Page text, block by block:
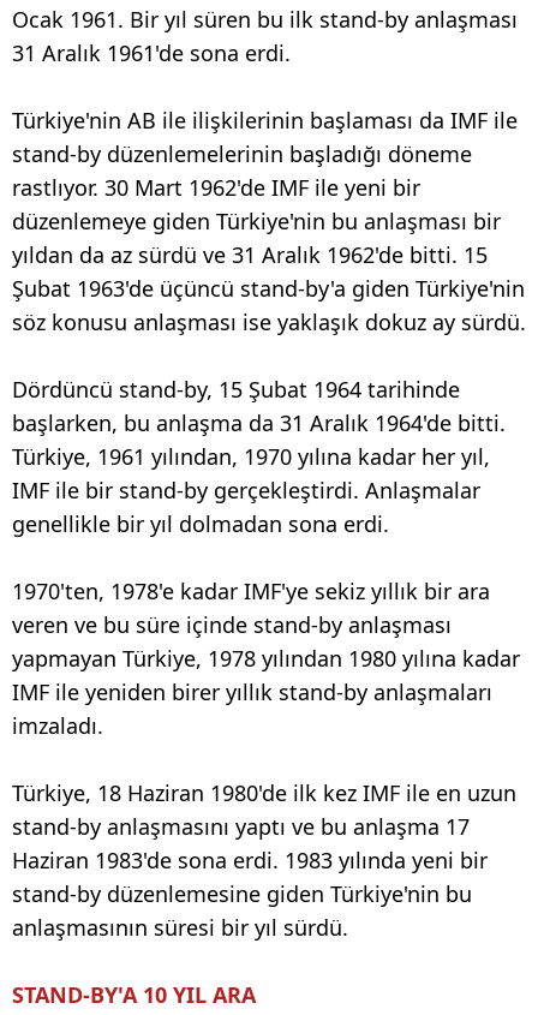
Ocak 1961. Bir yıl süren bu ilk stand-by anlaşması
31 Aralık 1961'de sona erdi.
Türkiye'nin AB ile ilişkilerinin başlaması da IMF ile
stand-by düzenlemelerinin başladığı döneme
rastlıyor. 30 Mart 1962'de IMF ile yeni bir
düzenlemeye giden Türkiye'nin bu anlaşması bir
yıldan da az sürdü ve 31 Aralık 1962'de bitti. 15
Şubat 1963'de üçüncü stand-by'a giden Türkiye'nin
söz konusu anlaşması ise yaklaşık dokuz ay sürdü.
Dördüncü stand-by, 15 Şubat 1964 tarihinde
başlarken, bu anlaşma da 31 Aralık 1964'de bitti.
Türkiye, 1961 yılından, 1970 yılına kadar her yıl,
IMF ile bir stand-by gerçekleştirdi. Anlaşmalar
genellikle bir yıl dolmadan sona erdi.
1970'ten, 1978'e kadar IMF'ye sekiz yıllık bir ara
veren ve bu süre içinde stand-by anlaşması
yapmayan Türkiye, 1978 yılından 1980 yılına kadar
IMF ile yeniden birer yıllık stand-by anlaşmaları
imzaladı.
Türkiye, 18 Haziran 1980'de ilk kez IMF ile en uzun
stand-by anlaşmasını yaptı ve bu anlaşma 17
Haziran 1983'de sona erdi. 1983 yılında yeni bir
stand-by düzenlemesine giden Türkiye'nin bu
anlaşmasının süresi bir yıl sürdü.
STAND-BY'A 10 YIL ARA